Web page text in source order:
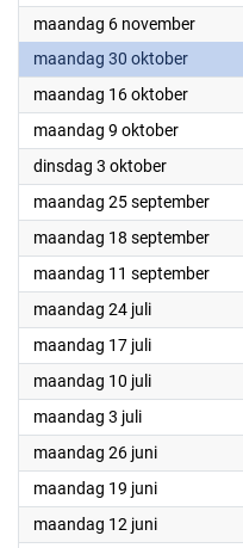
maandag 6 november2023
maandag 30 oktober2023
maandag 16 oktober2023
maandag 9 oktober2023
dinsdag 3 oktober2023
maandag 25 september2023
maandag 18 september2023
maandag 11 september2023
maandag 24 juli2023
maandag 17 juli2023
maandag 10 juli2023
maandag 3 juli2023
maandag 26 juni2023
maandag 19 juni2023
maandag 12 juni2023